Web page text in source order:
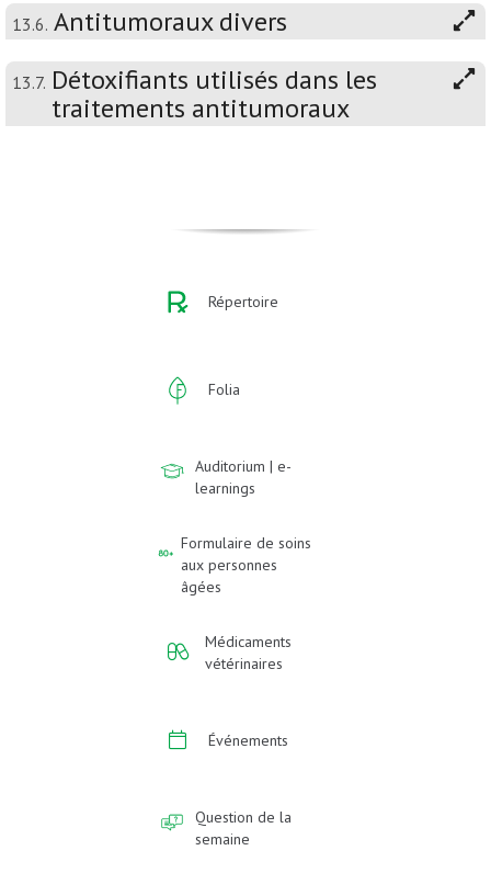
13.6. Antitumoraux divers
13.7. Détoxifiants utilisés dans les
traitements antitumoraux
Répertoire
Folia
Auditorium | e-
learnings
Formulaire de soins
aux personnes
âgées
Médicaments
vétérinaires
Événements
Question de la
semaine